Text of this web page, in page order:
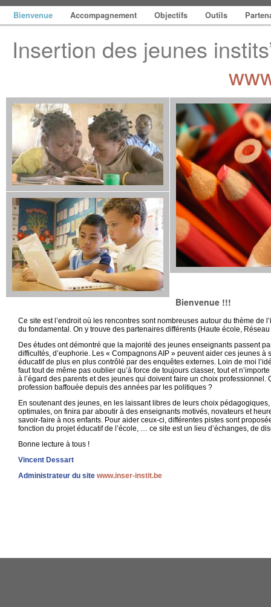
Bienvenue Accompagnement Objectifs Outils
Insertion des jeunes
Ce site est l’endroit où les rencontres sont nombreuses autour du thème de
du fondamental. On y trouve des partenaires différents (Haute école,
Des études ont démontré que la majorité des jeunes enseignants passent
difficultés, d’euphorie. Les « Compagnons AIP » peuvent aider ces jeunes à
éducatif de plus en plus contrôlé par des enquêtes externes. Loin de moi
faut tout de même pas oublier qu’à force de toujours classer, tout et
à l’égard des parents et des jeunes qui doivent faire un choix professionnel.
profession baffouée depuis des années par les politiques ?
En soutenant des jeunes, en les laissant libres de leurs choix
optimales, on finira par aboutir à des enseignants motivés, novateurs et
savoir-faire à nos enfants. Pour aider ceux-ci, différentes pistes sont
fonction du projet éducatif de l’école, … ce site est un lieu d’échanges, de
Bonne lecture à tous !
Vincent Dessart
Administrateur du site www.inser-instit.be
Bienvenue !!!